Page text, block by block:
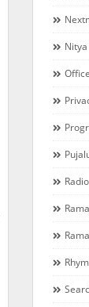
Radio